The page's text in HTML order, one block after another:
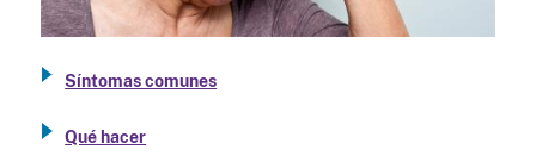
Síntomas comunes
Qué hacer